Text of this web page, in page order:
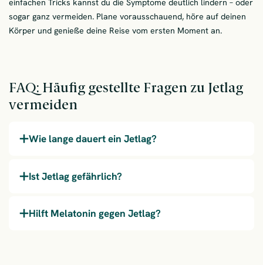
einfachen Tricks kannst du die Symptome deutlich lindern – oder
sogar ganz vermeiden. Plane vorausschauend, höre auf deinen
Körper und genieße deine Reise vom ersten Moment an.
FAQ: Häufig gestellte Fragen zu Jetlag
vermeiden
Wie lange dauert ein Jetlag?
Ist Jetlag gefährlich?
Hilft Melatonin gegen Jetlag?